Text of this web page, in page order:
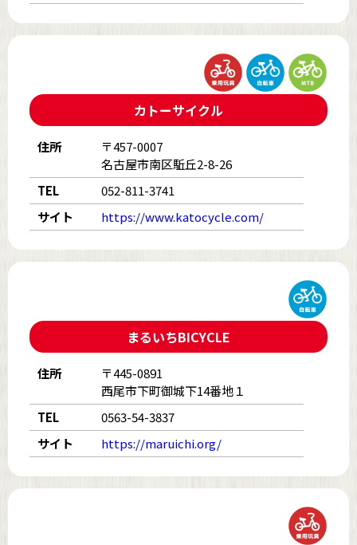
カトーサイクル
住所
〒457-0007
名古屋市南区駈丘2-8-26
TEL
052-811-3741
サイト
https://www.katocycle.com/
まるいちBICYCLE
住所
〒445-0891
西尾市下町御城下14番地１
TEL
0563-54-3837
サイト
https://maruichi.org/